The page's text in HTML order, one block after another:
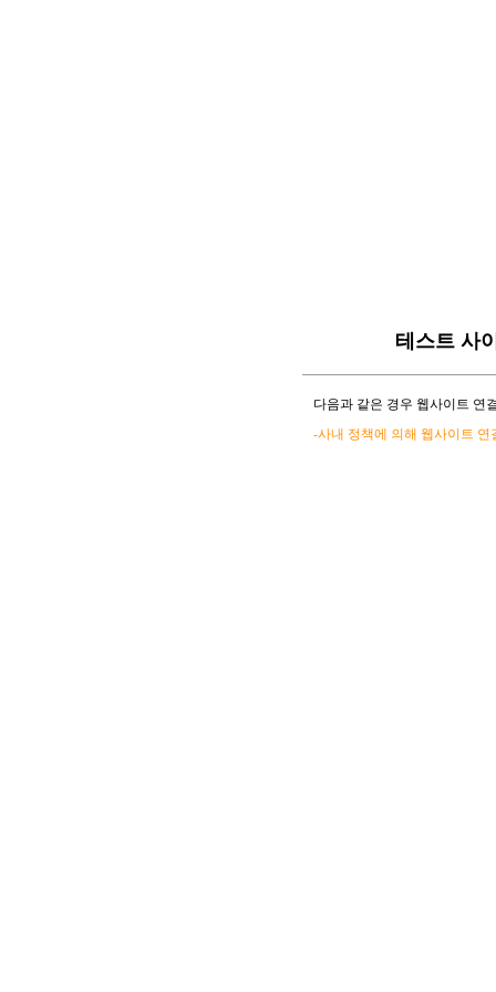
테스트 사
다음과 같은 경우 웹사이트 연
-사내 정책에 의해 웹사이트